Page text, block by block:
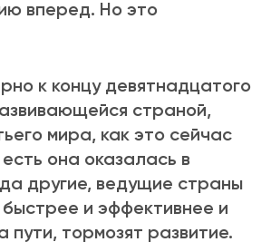
вперед. Но это
к концу девятнадцатого
страной,
мира, как это сейчас
она оказалась в
другие, ведущие страны
и эффективнее и
пути, тормозят развитие.